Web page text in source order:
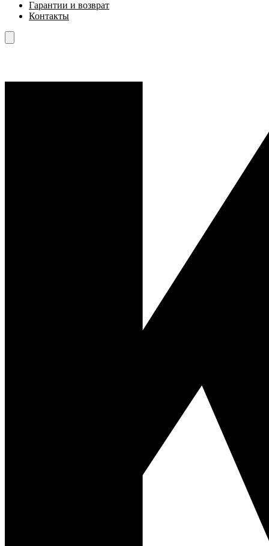
Гарантии и возврат
Контакты